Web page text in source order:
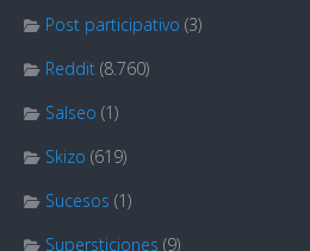
Post participativo (3)
Reddit (8.760)
Salseo (1)
Skizo (619)
Sucesos (1)
Supersticiones (9)